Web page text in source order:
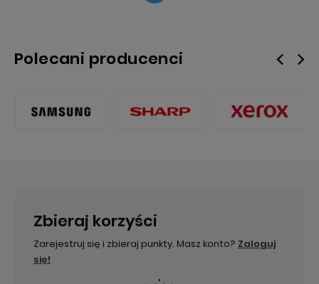
Polecani producenci
Zbieraj korzyści
Zarejestruj się i zbieraj punkty. Masz konto? Zaloguj
się!